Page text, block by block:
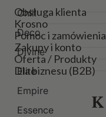
Chill
Deco
Divine
Elite
Empire
Essence
Obsługa klienta
Krosno
Pomoc i zamówienia
Zakupy i konto
Oferta / Produkty
Dla biznesu (B2B)